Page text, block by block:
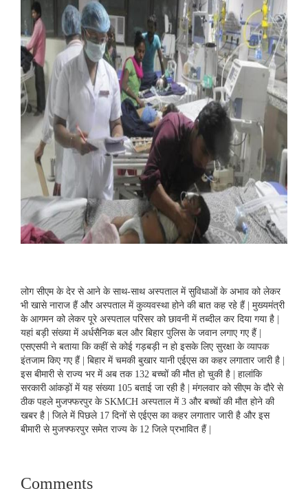
लोग सीएम के देर से आने के साथ-साथ अस्पताल में सुविधाओं के अभाव को लेकर
भी खासे नाराज हैं और अस्पताल में कुव्यवस्था होने की बात कह रहे हैं | मुख्यमंत्री
के आगमन को लेकर पूरे अस्पताल परिसर को छावनी में तब्दील कर दिया गया है |
यहां बड़ी संख्या में अर्धसैनिक बल और बिहार पुलिस के जवान लगाए गए हैं |
एसएसपी ने बताया कि कहीं से कोई गड़बड़ी न हो इसके लिए सुरक्षा के व्यापक
इंतजाम किए गए हैं | बिहार में चमकी बुखार यानी एईएस का कहर लगातार जारी है |
इस बीमारी से राज्य भर में अब तक 132 बच्चों की मौत हो चुकी है | हालांकि
सरकारी आंकड़ों में यह संख्या 105 बताई जा रही है | मंगलवार को सीएम के दौरे से
ठीक पहले मुजफ्फरपुर के SKMCH अस्पताल में 3 और बच्चों की मौत होने की
खबर है | जिले में पिछले 17 दिनों से एईएस का कहर लगातार जारी है और इस
बीमारी से मुजफ्फरपुर समेत राज्य के 12 जिले प्रभावित हैं |
Comments